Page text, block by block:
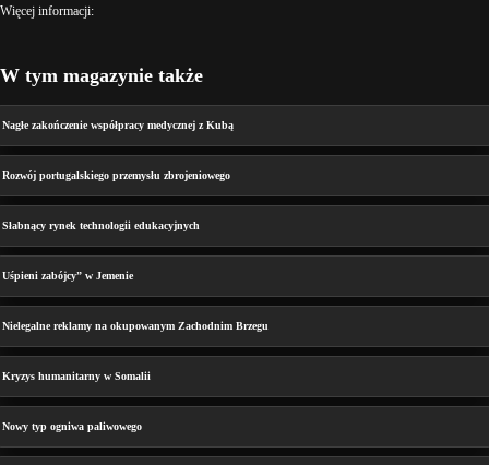
Więcej informacji:
W tym magazynie także
Nagłe zakończenie współpracy medycznej z Kubą
Rozwój portugalskiego przemysłu zbrojeniowego
Słabnący rynek technologii edukacyjnych
Uśpieni zabójcy” w Jemenie
Nielegalne reklamy na okupowanym Zachodnim Brzegu
Kryzys humanitarny w Somalii
Nowy typ ogniwa paliwowego